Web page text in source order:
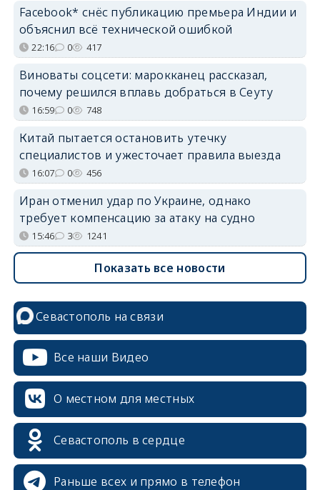
Facebook* снёс публикацию премьера Индии и
объяснил всё технической ошибкой
22:16 0 417
Виноваты соцсети: марокканец рассказал,
почему решился вплавь добраться в Сеуту
16:59 0 748
Китай пытается остановить утечку
специалистов и ужесточает правила выезда
16:07 0 456
Иран отменил удар по Украине, однако
требует компенсацию за атаку на судно
15:46 3 1241
Показать все новости
Севастополь на связи
Все наши Видео
О местном для местных
Севастополь в сердце
Раньше всех и прямо в телефон